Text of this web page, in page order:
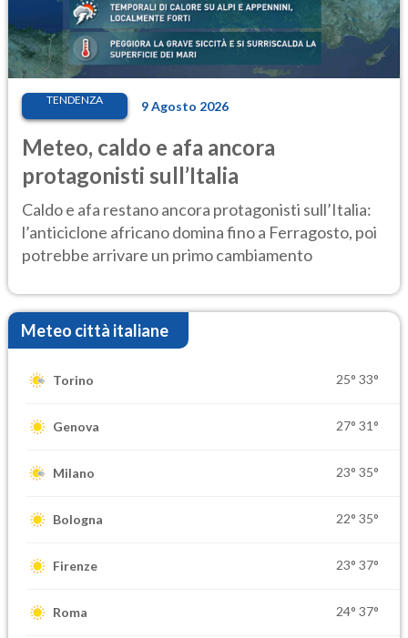
TENDENZA 9 Agosto 2026
Meteo, caldo e afa ancora
protagonisti sull’Italia
Caldo e afa restano ancora protagonisti sull’Italia:
l’anticiclone africano domina fino a Ferragosto, poi
potrebbe arrivare un primo cambiamento
Meteo città italiane
Torino 25° 33°
Genova 27° 31°
Milano 23° 35°
Bologna 22° 35°
Firenze 23° 37°
Roma 24° 37°